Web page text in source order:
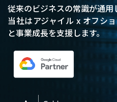
従来のビジネスの常識が通用
当社はアジャイル x オフシ
と事業成長を支援します。